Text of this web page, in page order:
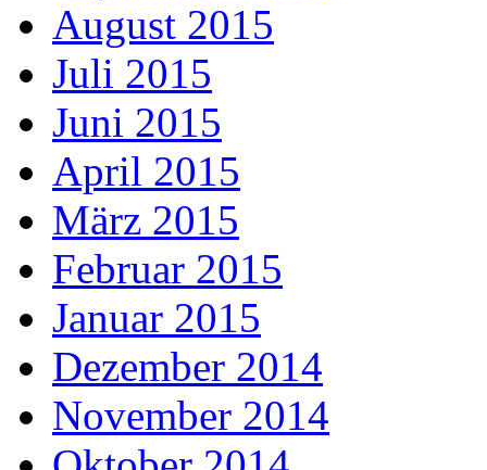
August 2015
Juli 2015
Juni 2015
April 2015
März 2015
Februar 2015
Januar 2015
Dezember 2014
November 2014